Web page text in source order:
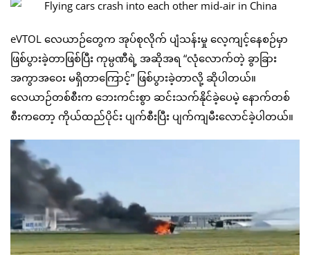
eVTOL လေယာဉ်တွေက အုပ်စုလိုက် ပျံသန်းမှု လေ့ကျင့်နေစဉ်မှာ
ဖြစ်ပွားခဲ့တာဖြစ်ပြီး ကုမ္ပဏီရဲ့ အဆိုအရ “လုံလောက်တဲ့ ခွာခြား
အကွာအဝေး မရှိတာကြောင့်” ဖြစ်ပွားခဲ့တာလို့ ဆိုပါတယ်။
လေယာဉ်တစ်စီးက ဘေးကင်းစွာ ဆင်းသက်နိုင်ခဲ့ပေမဲ့ နောက်တစ်
စီးကတော့ ကိုယ်ထည်ပိုင်း ပျက်စီးပြီး ပျက်ကျမီးလောင်ခဲ့ပါတယ်။